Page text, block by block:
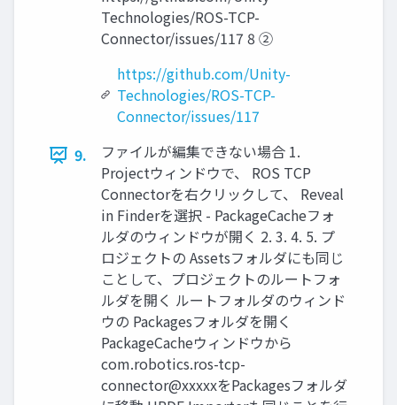
Technologies/ROS-TCP-
Connector/issues/117 8 ②
https://github.com/Unity-
Technologies/ROS-TCP-
Connector/issues/117
9.
ファイルが編集できない場合 1.
Projectウィンドウで、 ROS TCP
Connectorを右クリックして、 Reveal
in Finderを選択 - PackageCacheフォ
ルダのウィンドウが開く 2. 3. 4. 5. プ
ロジェクトの Assetsフォルダにも同じ
ことして、プロジェクトのルートフォ
ルダを開く ルートフォルダのウィンド
ウの Packagesフォルダを開く
PackageCacheウィンドウから
com.robotics.ros-tcp-
connector@xxxxxをPackagesフォルダ